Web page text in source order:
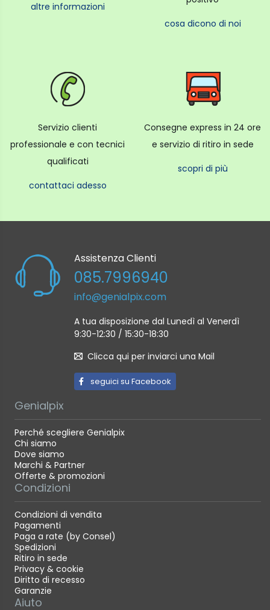
altre informazioni
cosa dicono di noi
Servizio clienti
professionale e con tecnici
qualificati
contattaci adesso
Consegne express in 24 ore
e servizio di ritiro in sede
scopri di più
Assistenza Clienti
085.7996940
info@genialpix.com
A tua disposizione dal Lunedì al Venerdì
9:30-12:30 / 15:30-18:30
Clicca qui per inviarci una Mail
seguici su Facebook
Genialpix
Perché scegliere Genialpix
Chi siamo
Dove siamo
Marchi & Partner
Offerte & promozioni
Condizioni
Condizioni di vendita
Pagamenti
Paga a rate (by Consel)
Spedizioni
Ritiro in sede
Privacy & cookie
Diritto di recesso
Garanzie
Aiuto